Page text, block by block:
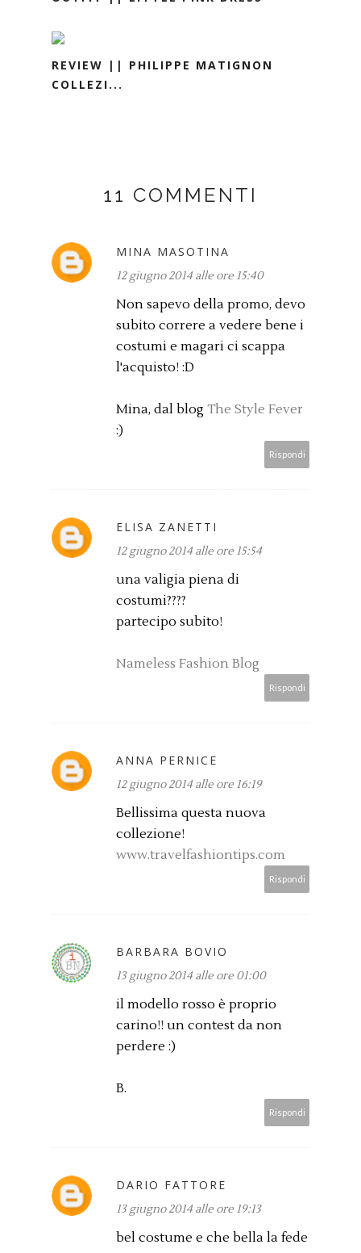
REVIEW || PHILIPPE MATIGNON
COLLEZI...
11 COMMENTI
MINA MASOTINA
12 giugno 2014 alle ore 15:40
Non sapevo della promo, devo
subito correre a vedere bene i
costumi e magari ci scappa
l'acquisto! :D
Mina, dal blog The Style Fever
:)
Rispondi
ELISA ZANETTI
12 giugno 2014 alle ore 15:54
una valigia piena di
costumi????
partecipo subito!
Nameless Fashion Blog
Rispondi
ANNA PERNICE
12 giugno 2014 alle ore 16:19
Bellissima questa nuova
collezione!
www.travelfashiontips.com
Rispondi
BARBARA BOVIO
13 giugno 2014 alle ore 01:00
il modello rosso è proprio
carino!! un contest da non
perdere :)
B.
Rispondi
DARIO FATTORE
13 giugno 2014 alle ore 19:13
bel costume e che bella la fede